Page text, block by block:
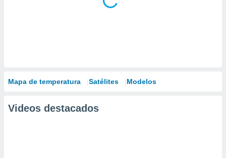
Mapa de temperatura Satélites Modelos
Videos destacados